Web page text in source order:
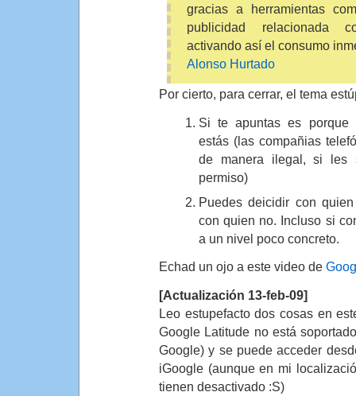
gracias a herramientas
publicidad relacionada
activando así el consumo
Alonso Hurtado
Por cierto, para cerrar, el tema
Si te apuntas es porque
estás (las compañias
de manera ilegal, si les
permiso)
Puedes deicidir con
con quien no. Incluso si
a un nivel poco concreto.
Echad un ojo a este video de
[Actualización 13-feb-09]
Leo estupefacto dos cosas en
Google Latitude no está
Google) y se puede acceder
iGoogle (aunque en mi
tienen desactivado :S)